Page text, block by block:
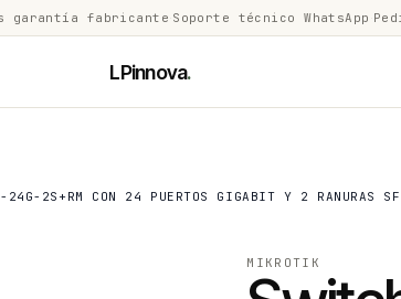
garantía fabricante Soporte técnico WhatsApp
LPinnova.
2S+RM CON 24 PUERTOS GIGABIT Y 2 RANURAS
MIKROTIK